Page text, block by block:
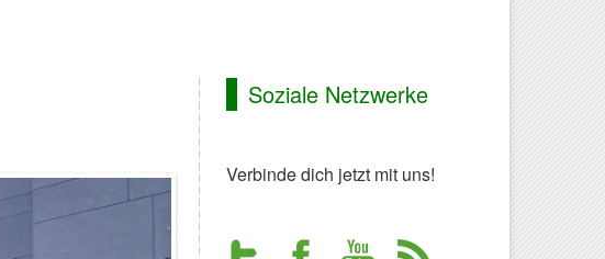
Soziale Netzwerke
Verbinde dich jetzt mit uns!